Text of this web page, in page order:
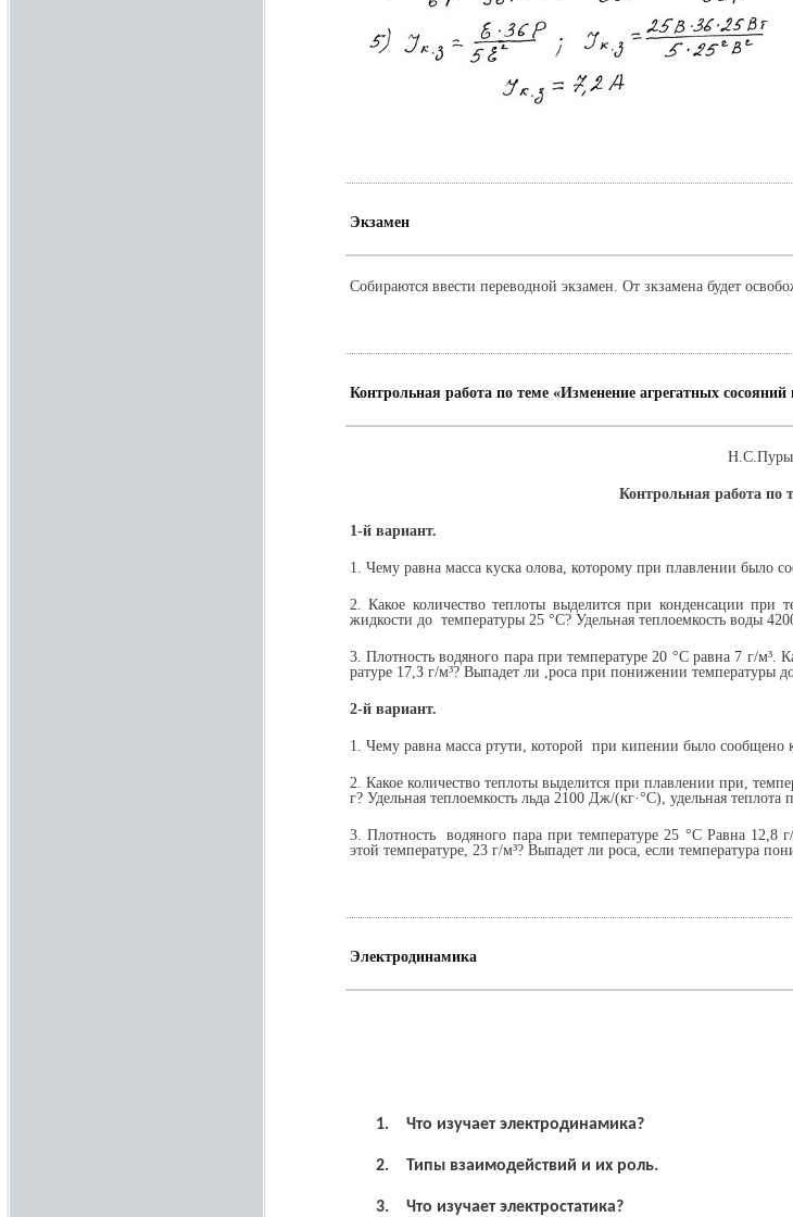
Экзамен
Собираются ввести переводной экзамен. От зкзамена будет
Контрольная работа по теме «Изменение агрегатных сосояний
Контрольная работа по
1-й вариант.
1. Чему равна масса куска олова, которому при плав­лении было
2. Какое количество теплоты выделится при кон­денсации
жидкости до температуры 25 °С? Удель­ная теплоемкость воды
3. Плотность водяного пара при температуре 20 °С равна 7 г/м³.
ратуре 17,З г/м³? Выпадет ли ,роса при понижении температуры
2-й вариант.
1. Чему равна масса ртути, которой при кипении было
2. Какое количество теплоты выделится при плавлении при,
г? Удельная теплоемкость льда 2100 Дж/(кг·°С), удельная
3. Плотность водяного пара при температуре 25 °С Равна 12,8
этой температуре, 23 г/м³? Выпадет ли роса, если тем­пература
Электродинамика
1. Что изучает электродинамика?
2. Типы взаимодействий и их роль.
3. Что изучает электростатика?